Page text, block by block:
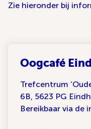
Zie hieronder bij
Oogcafé
Trefcentrum
6B, 5623 PG
Bereikbaar via de